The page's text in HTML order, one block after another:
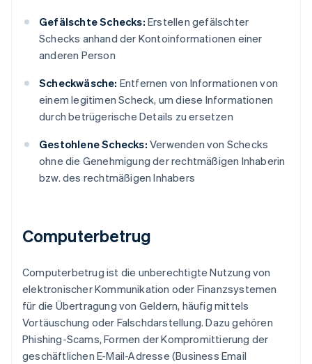
Gefälschte Schecks: Erstellen gefälschter
Schecks anhand der Kontoinformationen einer
anderen Person
Scheckwäsche: Entfernen von Informationen von
einem legitimen Scheck, um diese Informationen
durch betrügerische Details zu ersetzen
Gestohlene Schecks: Verwenden von Schecks
ohne die Genehmigung der rechtmäßigen Inhaberin
bzw. des rechtmäßigen Inhabers
Computerbetrug
Computerbetrug ist die unberechtigte Nutzung von
elektronischer Kommunikation oder Finanzsystemen
für die Übertragung von Geldern, häufig mittels
Vortäuschung oder Falschdarstellung. Dazu gehören
Phishing-Scams, Formen der Kompromittierung der
geschäftlichen E-Mail-Adresse (Business Email